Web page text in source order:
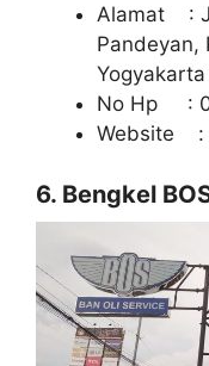
Alamat :
Pandeyan,
Yogyakarta
No Hp :
Website :
6. Bengkel